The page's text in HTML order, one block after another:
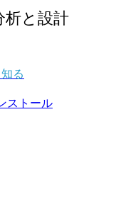
析と設計
る
ストール